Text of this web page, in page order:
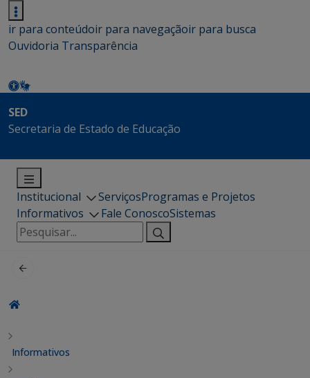
ir para conteúdoir para navegaçãoir para busca
Ouvidoria Transparência
SED
Secretaria de Estado de Educação
Institucional ServiçosProgramas e Projetos
Informativos
Fale ConoscoSistemas
Pesquisar
por:
Informativos